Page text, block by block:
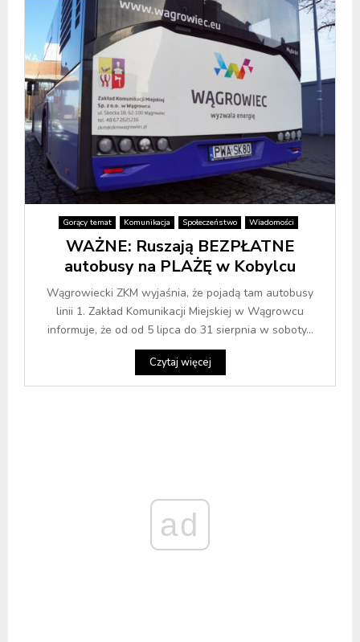
Gorący temat Komunikacja Społeczeństwo Wiadomości
WAŻNE: Ruszają BEZPŁATNE
autobusy na PLAŻĘ w Kobylcu
Wągrowiecki ZKM wyjaśnia, że pojadą tam autobusy
linii 1. Zakład Komunikacji Miejskiej w Wągrowcu
informuje, że od od 5 lipca do 31 sierpnia w soboty...
Czytaj więcej
ad